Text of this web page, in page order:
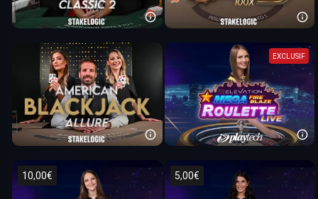
EXCLUSIF
10,00€ 5,00€